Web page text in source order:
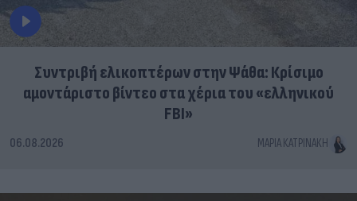
Συντριβή ελικοπτέρων στην Ψάθα: Κρίσιμο
αμοντάριστο βίντεο στα χέρια του «ελληνικού
FBI»
06.08.2026 ΜΑΡΊΑ ΚΑΤΡΙΝΆΚΗ